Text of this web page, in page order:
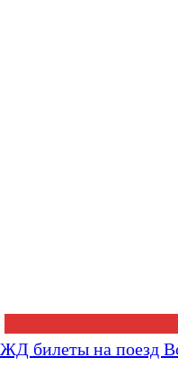
ЖД билеты на поезд